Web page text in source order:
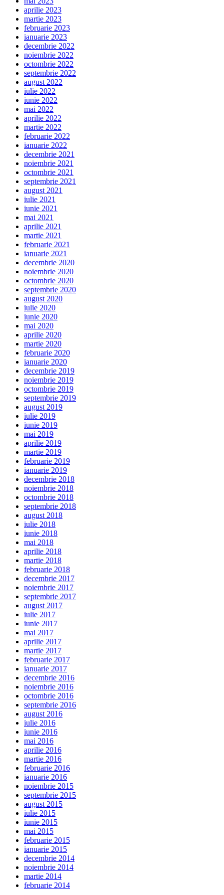
aprilie 2023
martie 2023
februarie 2023
ianuarie 2023
decembrie 2022
noiembrie 2022
octombrie 2022
septembrie 2022
august 2022
iulie 2022
iunie 2022
mai 2022
aprilie 2022
martie 2022
februarie 2022
ianuarie 2022
decembrie 2021
noiembrie 2021
octombrie 2021
septembrie 2021
august 2021
iulie 2021
iunie 2021
mai 2021
aprilie 2021
martie 2021
februarie 2021
ianuarie 2021
decembrie 2020
noiembrie 2020
octombrie 2020
septembrie 2020
august 2020
iulie 2020
iunie 2020
mai 2020
aprilie 2020
martie 2020
februarie 2020
ianuarie 2020
decembrie 2019
noiembrie 2019
octombrie 2019
septembrie 2019
august 2019
iulie 2019
iunie 2019
mai 2019
aprilie 2019
martie 2019
februarie 2019
ianuarie 2019
decembrie 2018
noiembrie 2018
octombrie 2018
septembrie 2018
august 2018
iulie 2018
iunie 2018
mai 2018
aprilie 2018
martie 2018
februarie 2018
decembrie 2017
noiembrie 2017
septembrie 2017
august 2017
iulie 2017
iunie 2017
mai 2017
aprilie 2017
martie 2017
februarie 2017
ianuarie 2017
decembrie 2016
noiembrie 2016
octombrie 2016
septembrie 2016
august 2016
iulie 2016
iunie 2016
mai 2016
aprilie 2016
martie 2016
februarie 2016
ianuarie 2016
noiembrie 2015
septembrie 2015
august 2015
iulie 2015
iunie 2015
mai 2015
februarie 2015
ianuarie 2015
decembrie 2014
noiembrie 2014
martie 2014
februarie 2014